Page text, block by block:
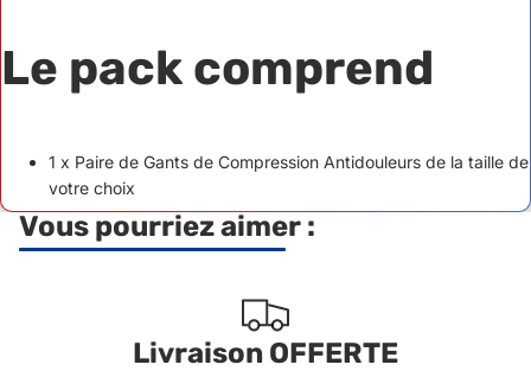
Le pack comprend
1 x Paire de Gants de Compression Antidouleurs de la taille de
votre choix
Vous pourriez aimer :
Livraison OFFERTE